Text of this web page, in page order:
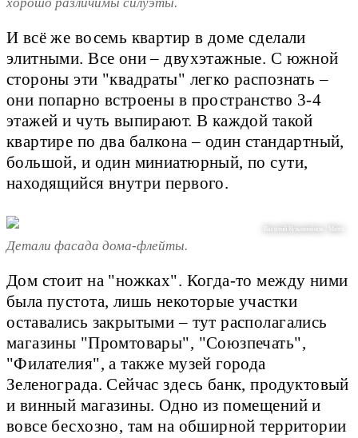
И всё же восемь квартир в доме сделали
элитными. Все они – двухэтажные. С южной
стороны эти "квадраты" легко распознать –
они попарно встроены в пространство 3-4
этажей и чуть выпирают. В каждой такой
квартире по два балкона – один стандартный,
большой, и один миниатюрный, по сути,
находящийся внутри первого.
Василий Кузьмичёнок / Metro
Детали фасада дома-флейты.
Дом стоит на "ножках". Когда-то между ними
была пустота, лишь некоторые участки
оставались закрытыми – тут располагались
магазины "Промтовары", "Союзпечать",
"Филателия", а также музей города
Зеленограда. Сейчас здесь банк, продуктовый
и винный магазины. Одно из помещений и
вовсе бесхозно, там на обширной территории